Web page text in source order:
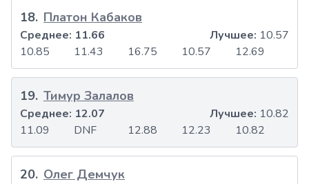
18. Платон Кабаков
10.85 11.43 16.75 10.57 12.69
Среднее: 11.66 Лучшее: 10.57
19. Тимур Залалов
11.09 DNF 12.88 12.23 10.82
Среднее: 12.07 Лучшее: 10.82
20. Олег Демчук